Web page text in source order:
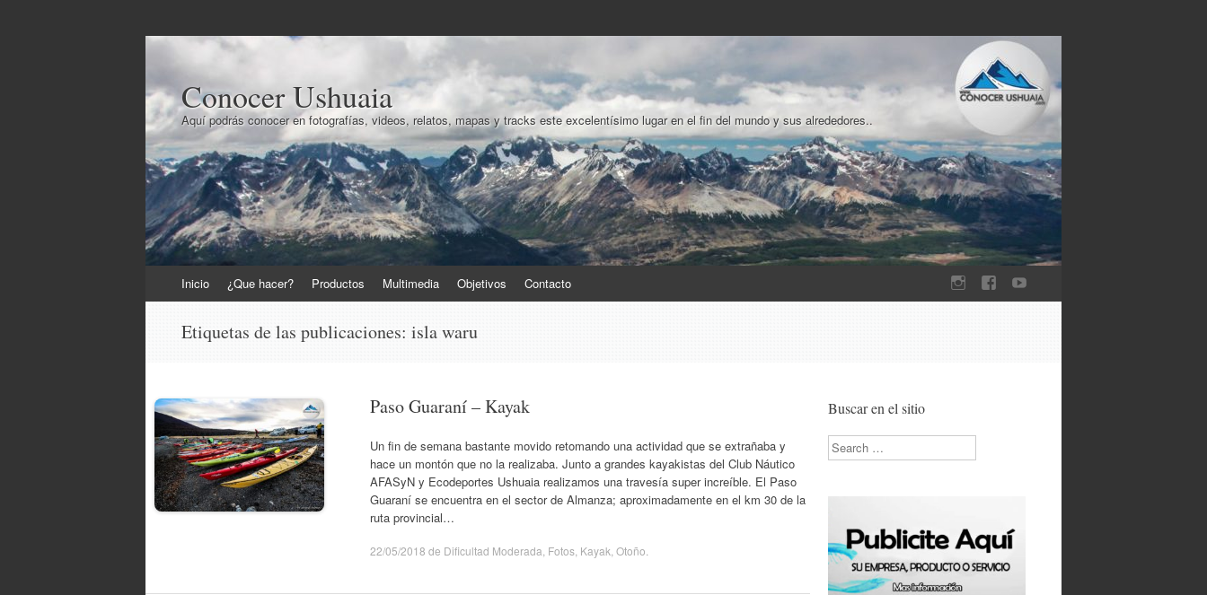
Conocer Ushuaia
Aquí podrás conocer en fotografías, videos, relatos, mapas y tracks este excelentísimo lugar en el fin del mundo y sus alrededores..
al
Inicio ¿Que hacer? Productos Multimedia Objetivos Contacto
Etiquetas de las publicaciones: isla waru
Paso Guaraní – Kayak
Un fin de semana bastante movido retomando una actividad que se extrañaba y
hace un montón que no la realizaba. Junto a grandes kayakistas del Club Náutico
AFASyN y Ecodeportes Ushuaia realizamos una travesía super increíble. El Paso
Guaraní se encuentra en el sector de Almanza; aproximadamente en el km 30 de la
ruta provincial…
22/05/2018 de Dificultad Moderada Fotos Kayak Otoño
Buscar en el sitio
Search